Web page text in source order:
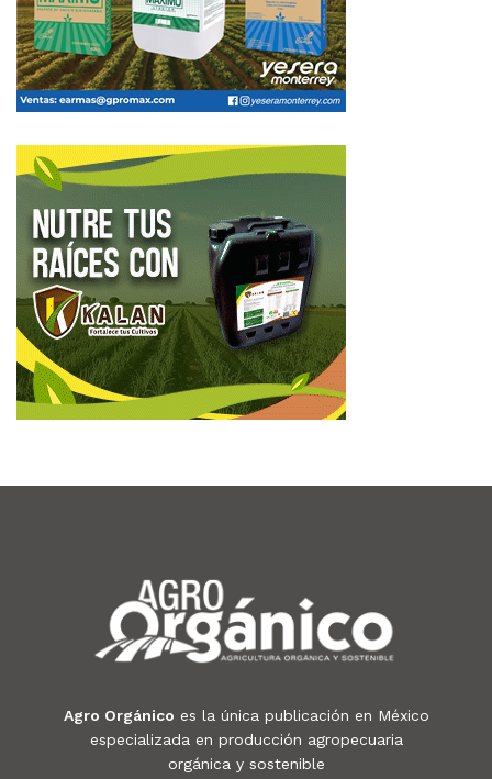
Agro Orgánico es la única publicación en México
especializada en producción agropecuaria
orgánica y sostenible